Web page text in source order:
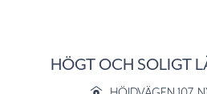
HÖGT OCH SOLIGT